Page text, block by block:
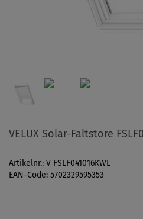
VELUX Solar-Faltstore
Artikelnr.: V FSLF041016KWL
EAN-Code: 5702329595353